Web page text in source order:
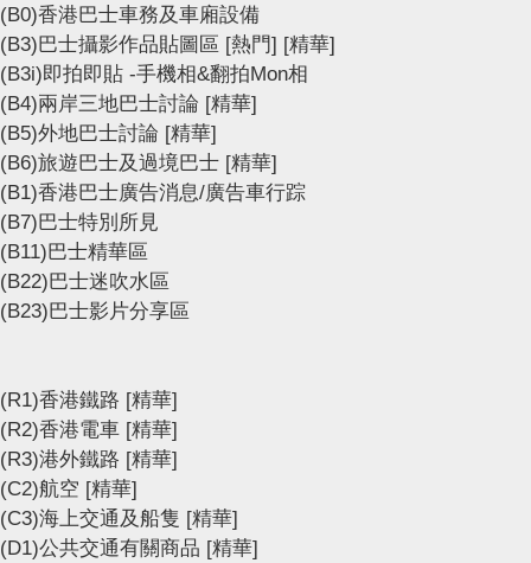
(B0)香港巴士車務及車廂設備
(B3)巴士攝影作品貼圖區 [熱門] [精華]
(B3i)即拍即貼 -手機相&翻拍Mon相
(B4)兩岸三地巴士討論 [精華]
(B5)外地巴士討論 [精華]
(B6)旅遊巴士及過境巴士 [精華]
(B1)香港巴士廣告消息/廣告車行踪
(B7)巴士特別所見
(B11)巴士精華區
(B22)巴士迷吹水區
(B23)巴士影片分享區
(R1)香港鐵路 [精華]
(R2)香港電車 [精華]
(R3)港外鐵路 [精華]
(C2)航空 [精華]
(C3)海上交通及船隻 [精華]
(D1)公共交通有關商品 [精華]